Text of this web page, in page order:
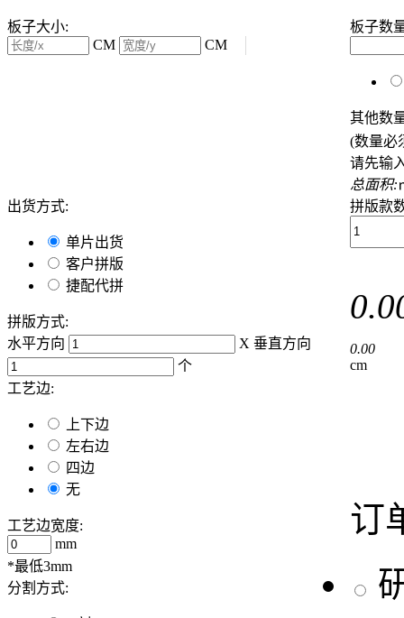
板子大小:
CM
CM
板子数
其他数
(数量必
请先输
总面积:
出货方式:
单片出货
客户拼版
捷配代拼
拼版方式:
水平方向
X 垂直方向
个
工艺边:
上下边
左右边
四边
无
工艺边宽度:
mm
*最低3mm
分割方式:
拼版款
0.00
cm
订